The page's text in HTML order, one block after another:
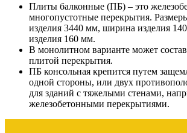
Плиты балконные (ПБ) – это
многопустотные перекрытия.
изделия 3440 мм, ширина изделия
изделия 160 мм.
В монолитном варианте может
плитой перекрытия.
ПБ консольная крепится путем
одной стороны, или двух
для зданий с тяжелыми стенами,
железобетонными перекрытиями.